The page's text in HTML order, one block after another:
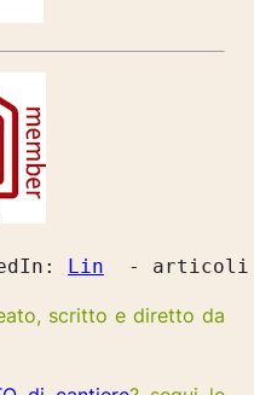
Lin - articoli
scritto e diretto da